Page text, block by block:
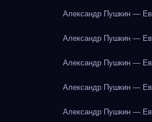
Александр Пушкин —
Александр Пушкин —
Александр Пушкин —
Александр Пушкин —
Александр Пушкин —